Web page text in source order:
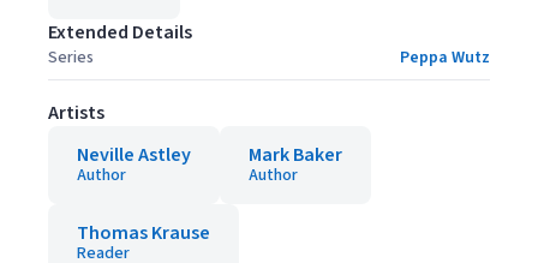
Extended Details
Series Peppa Wutz
Artists
Neville Astley
Author
Mark Baker
Author
Thomas Krause
Reader